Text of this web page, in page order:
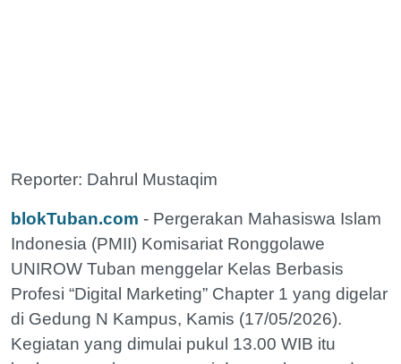
Reporter: Dahrul Mustaqim
blokTuban.com - Pergerakan Mahasiswa Islam
Indonesia (PMII) Komisariat Ronggolawe
UNIROW Tuban menggelar Kelas Berbasis
Profesi “Digital Marketing” Chapter 1 yang digelar
di Gedung N Kampus, Kamis (17/05/2026).
Kegiatan yang dimulai pukul 13.00 WIB itu